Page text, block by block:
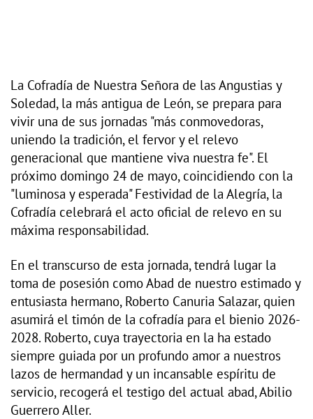
La Cofradía de Nuestra Señora de las Angustias y
Soledad, la más antigua de León, se prepara para
vivir una de sus jornadas "más conmovedoras,
uniendo la tradición, el fervor y el relevo
generacional que mantiene viva nuestra fe". El
próximo domingo 24 de mayo, coincidiendo con la
"luminosa y esperada" Festividad de la Alegría, la
Cofradía celebrará el acto oficial de relevo en su
máxima responsabilidad.
En el transcurso de esta jornada, tendrá lugar la
toma de posesión como Abad de nuestro estimado y
entusiasta hermano, Roberto Canuria Salazar, quien
asumirá el timón de la cofradía para el bienio 2026-
2028. Roberto, cuya trayectoria en la ha estado
siempre guiada por un profundo amor a nuestros
lazos de hermandad y un incansable espíritu de
servicio, recogerá el testigo del actual abad, Abilio
Guerrero Aller.